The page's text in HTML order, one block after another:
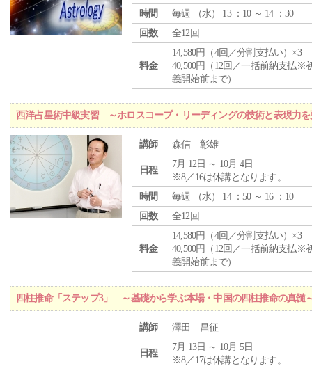
時間
毎週 （水） 13 ：10 ～ 14 ：30
回数
全12回
料金
14,580円（4回／分割支払い）×3
40,500円（12回／一括前納支払※
義開始前まで）
西洋占星術中級実習 ～ホロスコープ・リーディングの技術と表現力
講師 森信 彰雄
日程
7月 12日 ～ 10月 4日
※8／16は休講となります。
時間
毎週 （水） 14 ：50 ～ 16 ：10
回数
全12回
料金
14,580円（4回／分割支払い）×3
40,500円（12回／一括前納支払※
義開始前まで）
四柱推命「ステップ3」 ～基礎から学ぶ本場・中国の四柱推命の真髄
講師 澤田 昌征
日程
7月 13日 ～ 10月 5日
※8／17は休講となります。